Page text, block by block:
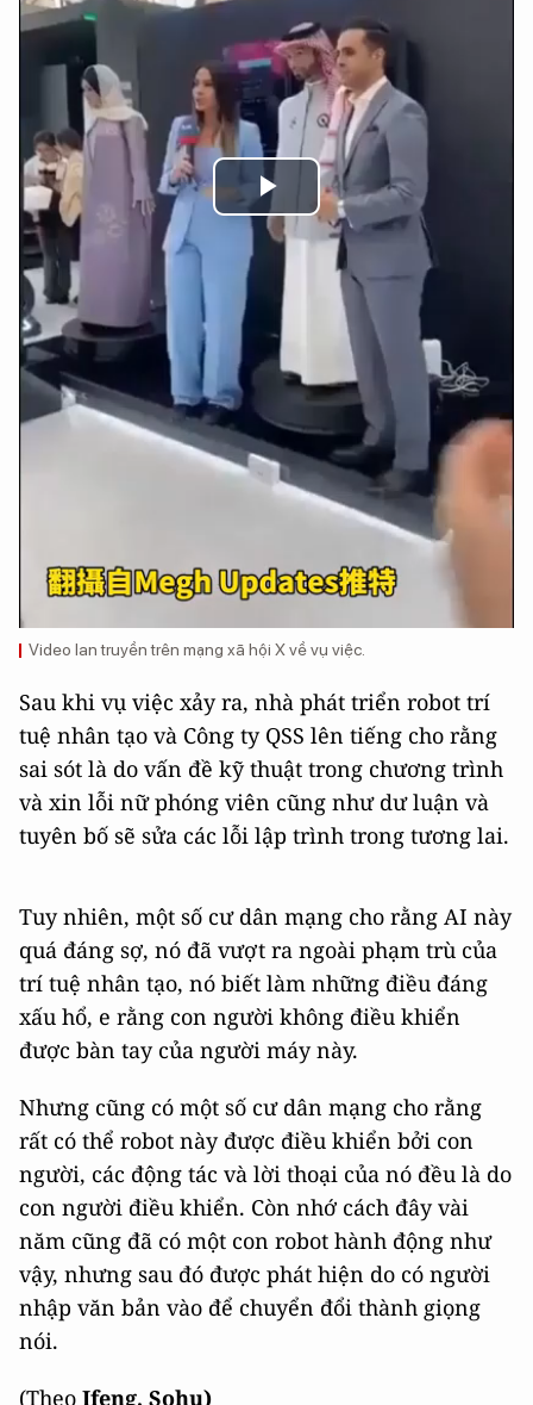
Play
Video
Video lan truyền trên mạng xã hội X về vụ việc.
Sau khi vụ việc xảy ra, nhà phát triển robot trí
tuệ nhân tạo và Công ty QSS lên tiếng cho rằng
sai sót là do vấn đề kỹ thuật trong chương trình
và xin lỗi nữ phóng viên cũng như dư luận và
tuyên bố sẽ sửa các lỗi lập trình trong tương lai.
Tuy nhiên, một số cư dân mạng cho rằng AI này
quá đáng sợ, nó đã vượt ra ngoài phạm trù của
trí tuệ nhân tạo, nó biết làm những điều đáng
xấu hổ, e rằng con người không điều khiển
được bàn tay của người máy này.
Nhưng cũng có một số cư dân mạng cho rằng
rất có thể robot này được điều khiển bởi con
người, các động tác và lời thoại của nó đều là do
con người điều khiển. Còn nhớ cách đây vài
năm cũng đã có một con robot hành động như
vậy, nhưng sau đó được phát hiện do có người
nhập văn bản vào để chuyển đổi thành giọng
nói.
(Theo Ifeng, Sohu)